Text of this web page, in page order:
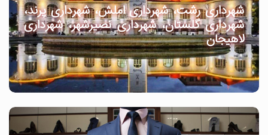
شهرداری رشت، شهرداری املش، شهرداری پرند،
شهرداری گلستان، شهرداری نصیرشهر، شهرداری
لاهیجان